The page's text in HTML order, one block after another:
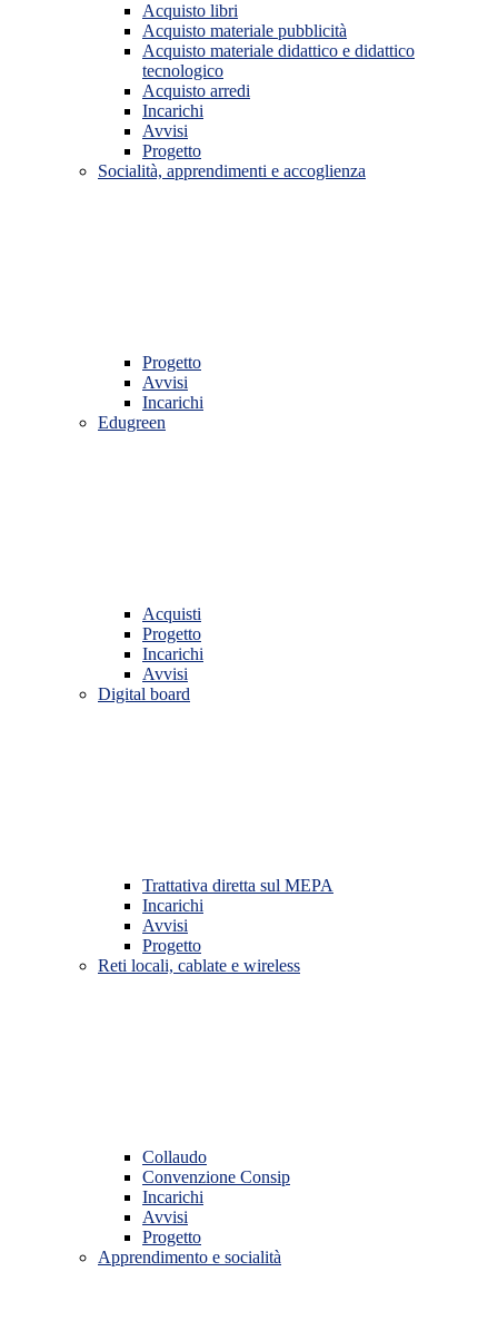
Acquisto libri
Acquisto materiale pubblicità
Acquisto materiale didattico e didattico
tecnologico
Acquisto arredi
Incarichi
Avvisi
Progetto
Socialità, apprendimenti e accoglienza
Progetto
Avvisi
Incarichi
Edugreen
Acquisti
Progetto
Incarichi
Avvisi
Digital board
Trattativa diretta sul MEPA
Incarichi
Avvisi
Progetto
Reti locali, cablate e wireless
Collaudo
Convenzione Consip
Incarichi
Avvisi
Progetto
Apprendimento e socialità